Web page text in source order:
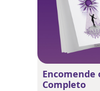
Encomende
Completo